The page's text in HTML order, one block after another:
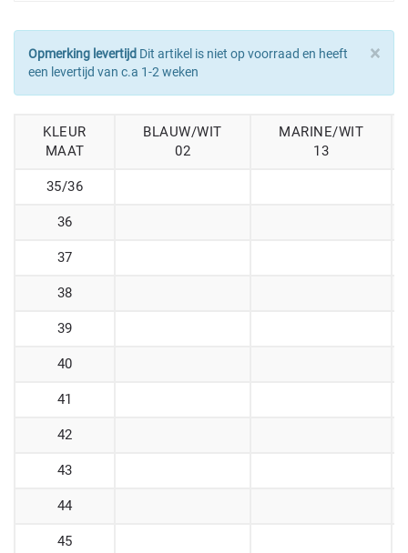
×
Opmerking levertijd Dit artikel is niet op voorraad en heeft
een levertijd van c.a 1-2 weken
KLEUR
MAAT
BLAUW/WIT
02
MARINE/WIT
13
35/36
36
37
38
39
40
41
42
43
44
45